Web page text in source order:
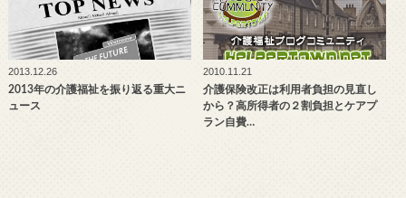
2013.12.26
2013年の介護福祉を振り返る重大ニ
ュース
2010.11.21
介護保険改正は利用者負担の見直し
から？高所得者の２割負担とケアプ
ラン自費…